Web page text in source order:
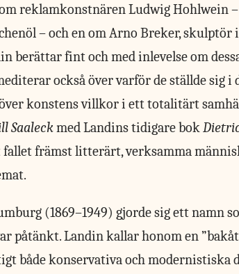
reklamkonstnären Ludwig Hohlwein
– och en om Arno Breker,
berättar fint och med inlevelse om
också över varför de ställde sig
konstens villkor i ett totalitärt
Saaleckmed Landins tidigare bok
främst litterärt, verksamma
(1869–1949) gjorde sig ett namn
påtänkt. Landin kallar honom en
både konservativa och modernistiska